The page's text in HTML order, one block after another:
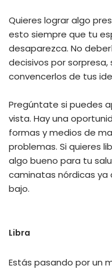
Quieres lograr algo
esto siempre que tu
desaparezca. No
decisivos por
convencerlos de tus
Pregúntate si puedes
vista. Hay una
formas y medios de
problemas. Si quieres
algo bueno para tu
caminatas nórdicas ya
bajo.
Libra
Estás pasando por un